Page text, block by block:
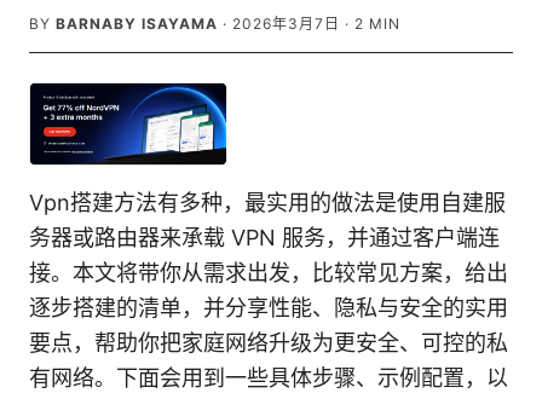
BY BARNABY ISAYAMA · 2026年3月7日 · 2 MIN
Vpn搭建方法有多种，最实用的做法是使用自建服
务器或路由器来承载 VPN 服务，并通过客户端连
接。本文将带你从需求出发，比较常见方案，给出
逐步搭建的清单，并分享性能、隐私与安全的实用
要点，帮助你把家庭网络升级为更安全、可控的私
有网络。下面会用到一些具体步骤、示例配置，以